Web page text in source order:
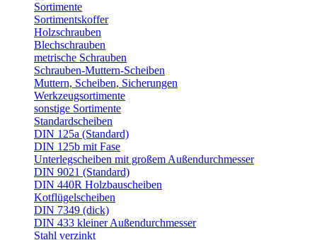
Sortimente
Sortimentskoffer
Holzschrauben
Blechschrauben
metrische Schrauben
Schrauben-Muttern-Scheiben
Muttern, Scheiben, Sicherungen
Werkzeugsortimente
sonstige Sortimente
Standardscheiben
DIN 125a (Standard)
DIN 125b mit Fase
Unterlegscheiben mit großem Außendurchmesser
DIN 9021 (Standard)
DIN 440R Holzbauscheiben
Kotflügelscheiben
DIN 7349 (dick)
DIN 433 kleiner Außendurchmesser
Stahl verzinkt